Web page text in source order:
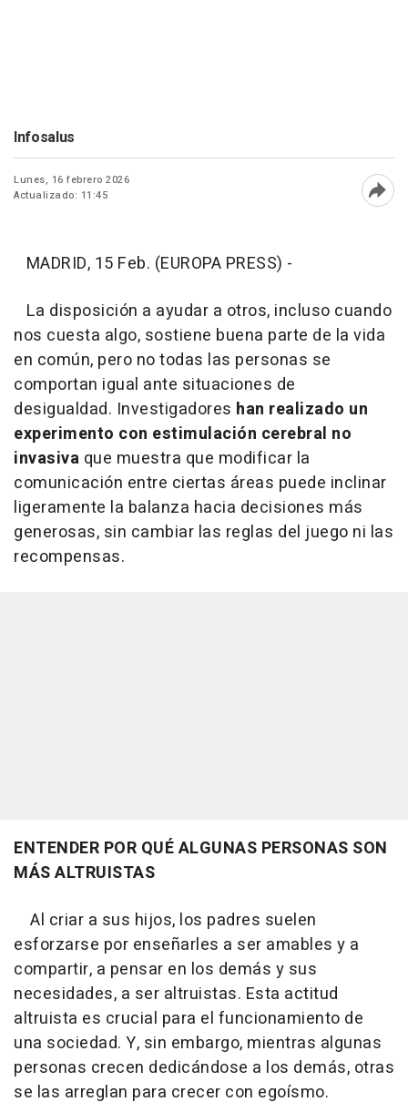
Infosalus
Lunes, 16 febrero 2026
Actualizado: 11:45
MADRID, 15 Feb. (EUROPA PRESS) -
La disposición a ayudar a otros, incluso cuando
nos cuesta algo, sostiene buena parte de la vida
en común, pero no todas las personas se
comportan igual ante situaciones de
desigualdad. Investigadores han realizado un
experimento con estimulación cerebral no
invasiva que muestra que modificar la
comunicación entre ciertas áreas puede inclinar
ligeramente la balanza hacia decisiones más
generosas, sin cambiar las reglas del juego ni las
recompensas.
ENTENDER POR QUÉ ALGUNAS PERSONAS SON
MÁS ALTRUISTAS
Al criar a sus hijos, los padres suelen
esforzarse por enseñarles a ser amables y a
compartir, a pensar en los demás y sus
necesidades, a ser altruistas. Esta actitud
altruista es crucial para el funcionamiento de
una sociedad. Y, sin embargo, mientras algunas
personas crecen dedicándose a los demás, otras
se las arreglan para crecer con egoísmo.